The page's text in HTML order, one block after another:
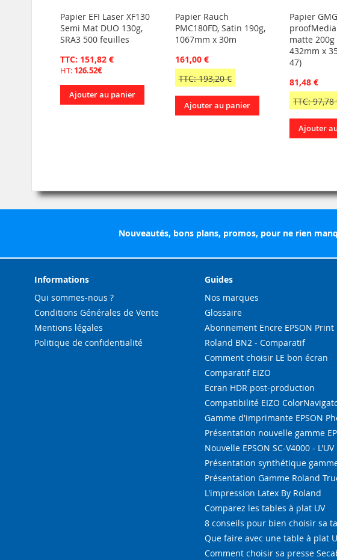
Papier EFI Laser XF130
Semi Mat DUO 130g,
SRA3 500 feuilles
TTC: 151,82 €
HT: 126.52€
Ajouter au panier
Papier Rauch
PMC180FD, Satin 190g,
1067mm x 30m
161,00 €
TTC: 193,20 €
Ajouter au panier
Papier GMG
matte 200g
432mm x
47)
81,48 €
TTC: 97,78
Ajouter
Nouveautés, bons plans, promos, pour ne rien
Informations
Qui sommes-nous ?
Conditions Générales de Vente
Mentions légales
Politique de confidentialité
Guides
Nos marques
Glossaire
Abonnement Encre EPSON Print
Roland BN2 - Comparatif
Comment choisir LE bon écran
Comparatif EIZO
Ecran HDR post-production
Compatibilité EIZO
Gamme d'imprimante EPSON
Présentation nouvelle gamme
Nouvelle EPSON SC-V4000 -
Présentation synthétique
Présentation Gamme Roland
L'impression Latex By Roland
Comparez les tables à plat UV
8 conseils pour bien choisir sa
Que faire avec une table à plat
Comment choisir sa presse